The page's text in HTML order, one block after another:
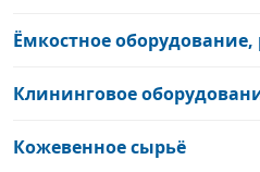
Ёмкостное оборудование,
Клининговое
Кожевенное сырьё